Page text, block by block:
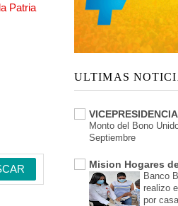
Patria
ULTIMAS
Monto del Bono
Septiembre
Mision Hogares
Banco
realizo
por